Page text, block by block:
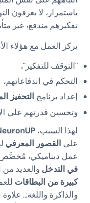
باستمرار، لا يعرفون
تفكيرهم مندفع، غير
يركز العمل مع هؤلاء
¨التوقف للتفكير¨،
التحكم في اندفاعاتهم،
إعداد برنامج التحفيز
وتحسين قدرتهم على
لهذا السبب،
على القصور المعرفي
عمل ديناميكي، مُخصَّص
في التدخل والعديد من
كبيرة من البطاقات
والذاكرة واللغة…